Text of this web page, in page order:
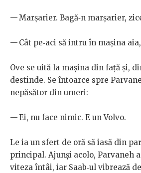
— Marșarier. Bagă‑n marșarier,
— Cât pe‑aci să intru în mașina
Ove se uită la mașina din față și,
destinde. Se întoarce spre
nepăsător din umeri:
— Ei, nu face nimic. E un Volvo.
Le ia un sfert de oră să iasă din
principal. Ajunși acolo, Parvaneh
viteza întâi, iar Saab‑ul vibrează